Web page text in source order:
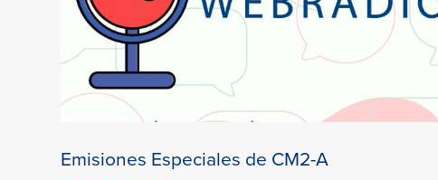
Emisiones Especiales de CM2-A